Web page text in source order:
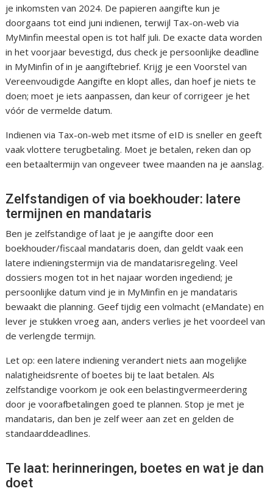
je inkomsten van 2024. De papieren aangifte kun je
doorgaans tot eind juni indienen, terwijl Tax-on-web via
MyMinfin meestal open is tot half juli. De exacte data worden
in het voorjaar bevestigd, dus check je persoonlijke deadline
in MyMinfin of in je aangiftebrief. Krijg je een Voorstel van
Vereenvoudigde Aangifte en klopt alles, dan hoef je niets te
doen; moet je iets aanpassen, dan keur of corrigeer je het
vóór de vermelde datum.
Indienen via Tax-on-web met itsme of eID is sneller en geeft
vaak vlottere terugbetaling. Moet je betalen, reken dan op
een betaaltermijn van ongeveer twee maanden na je aanslag.
Zelfstandigen of via boekhouder: latere
termijnen en mandataris
Ben je zelfstandige of laat je je aangifte door een
boekhouder/fiscaal mandataris doen, dan geldt vaak een
latere indieningstermijn via de mandatarisregeling. Veel
dossiers mogen tot in het najaar worden ingediend; je
persoonlijke datum vind je in MyMinfin en je mandataris
bewaakt die planning. Geef tijdig een volmacht (eMandate) en
lever je stukken vroeg aan, anders verlies je het voordeel van
de verlengde termijn.
Let op: een latere indiening verandert niets aan mogelijke
nalatigheidsrente of boetes bij te laat betalen. Als
zelfstandige voorkom je ook een belastingvermeerdering
door je voorafbetalingen goed te plannen. Stop je met je
mandataris, dan ben je zelf weer aan zet en gelden de
standaarddeadlines.
Te laat: herinneringen, boetes en wat je dan
doet